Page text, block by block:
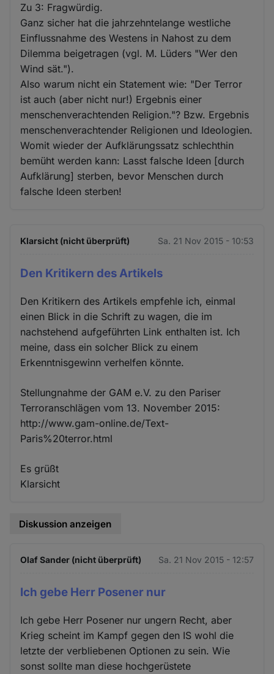
Zu 3: Fragwürdig.
Ganz sicher hat die jahrzehntelange westliche
Einflussnahme des Westens in Nahost zu dem
Dilemma beigetragen (vgl. M. Lüders "Wer den
Wind sät.").
Also warum nicht ein Statement wie: "Der Terror
ist auch (aber nicht nur!) Ergebnis einer
menschenverachtenden Religion."? Bzw. Ergebnis
menschenverachtender Religionen und Ideologien.
Womit wieder der Aufklärungssatz schlechthin
bemüht werden kann: Lasst falsche Ideen [durch
Aufklärung] sterben, bevor Menschen durch
falsche Ideen sterben!
Klarsicht (nicht überprüft) Sa. 21 Nov 2015 - 10:53
Den Kritikern des Artikels
Den Kritikern des Artikels empfehle ich, einmal
einen Blick in die Schrift zu wagen, die im
nachstehend aufgeführten Link enthalten ist. Ich
meine, dass ein solcher Blick zu einem
Erkenntnisgewinn verhelfen könnte.
Stellungnahme der GAM e.V. zu den Pariser
Terroranschlägen vom 13. November 2015:
http://www.gam-online.de/Text-
Paris%20terror.html
Es grüßt
Klarsicht
Diskussion anzeigen
Olaf Sander (nicht überprüft) Sa. 21 Nov 2015 - 12:57
Ich gebe Herr Posener nur
Ich gebe Herr Posener nur ungern Recht, aber
Krieg scheint im Kampf gegen den IS wohl die
letzte der verbliebenen Optionen zu sein. Wie
sonst sollte man diese hochgerüstete